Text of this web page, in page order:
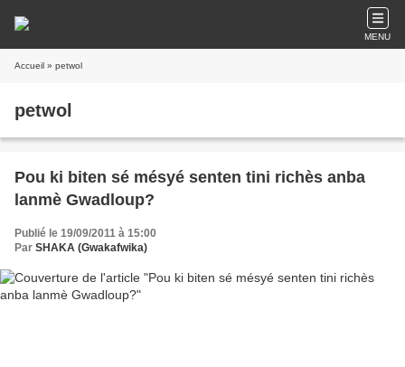
MENU
Accueil » petwol
petwol
Pou ki biten sé mésyé senten tini richès anba
lanmè Gwadloup?
Publié le 19/09/2011 à 15:00
Par SHAKA (Gwakafwika)